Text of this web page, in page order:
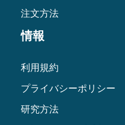
注文方法
情報
利用規約
プライバシーポリシー
研究方法